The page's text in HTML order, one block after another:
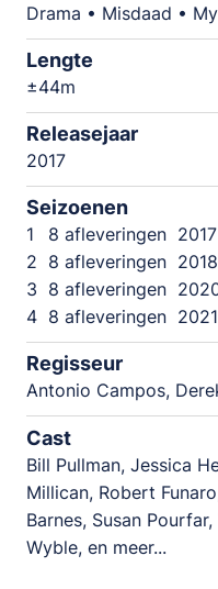
Drama • Misdaad •
Lengte
±44m
Releasejaar
2017
Seizoenen
1 8 afleveringen 2017
2 8 afleveringen 2018
3 8 afleveringen
4 8 afleveringen 2021
Regisseur
Antonio Campos,
Cast
Bill Pullman, Jessica
Millican, Robert
Barnes, Susan
Wyble, en meer...